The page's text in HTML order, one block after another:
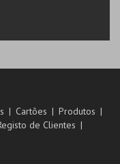
Cartões
Produtos
de Clientes